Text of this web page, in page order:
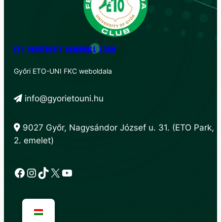
ETO UNIVERSITY HANDBALL TEAM
Győri ETO-UNI FKC weboldala
info@gyorietouni.hu
9027 Győr, Nagysándor József u. 31. (ETO Park,
2. emelet)
Facebook
Instagram
TikTok
X YouTube